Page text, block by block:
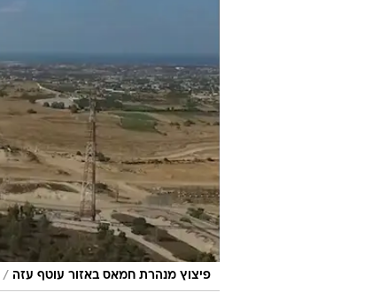
פיצוץ מנהרת חמאס באזור עוטף עזה /